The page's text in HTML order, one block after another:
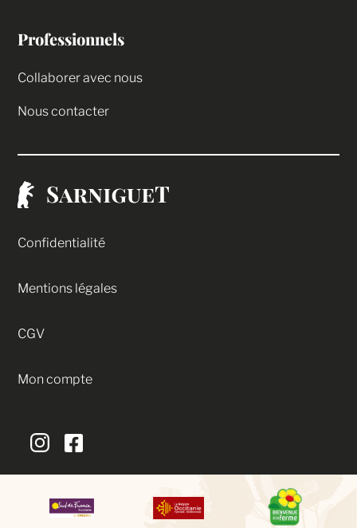
Professionnels
Collaborer avec nous
Nous contacter
Confidentialité
Mentions légales
CGV
Mon compte